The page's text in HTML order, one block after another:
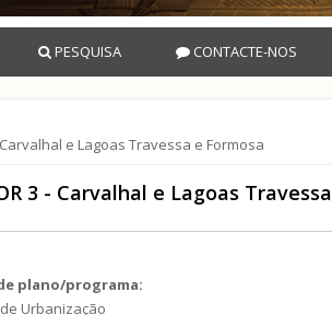
PESQUISA CONTACTE-NOS
e Lagoas Travessa e Formosa
3 - Carvalhal e Lagoas
plano/programa:
Urbanização